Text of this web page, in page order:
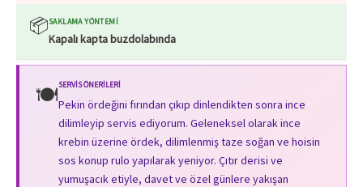
📦SAKLAMA YÖNTEMI
Kapalı kapta buzdolabında
🍽️SERVIS ÖNERILERI
Pekin ördeğini fırından çıkıp dinlendikten sonra ince
dilimleyip servis ediyorum. Geleneksel olarak ince
krebin üzerine ördek, dilimlenmiş taze soğan ve hoisin
sos konup rulo yapılarak yeniyor. Çıtır derisi ve
yumuşacık etiyle, davet ve özel günlere yakışan